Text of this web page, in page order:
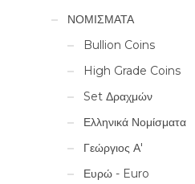
ΝΟΜΙΣΜΑΤΑ
Bullion Coins
High Grade Coins
Set Δραχμών
Ελληνικά Νομίσματα
Γεώργιος Α'
Ευρώ - Euro